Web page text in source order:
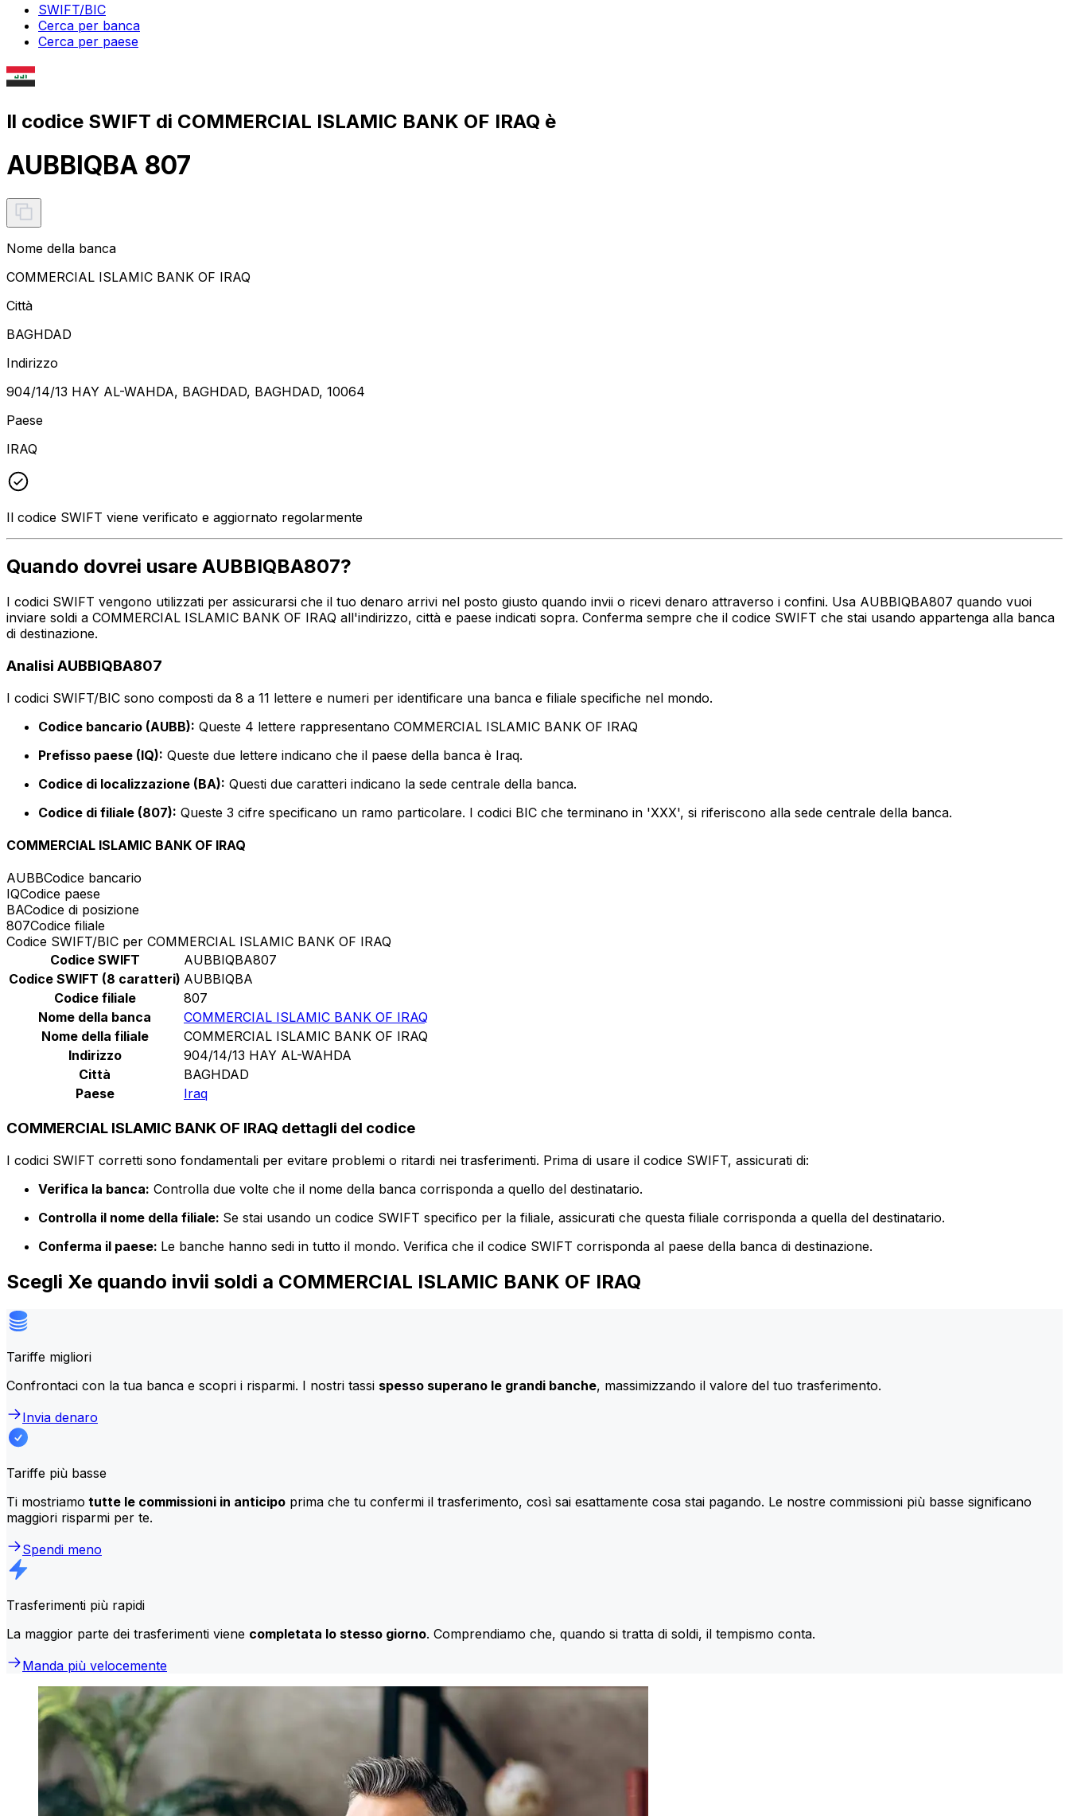
SWIFT/BIC
Cerca per banca
Cerca per paese
Il codice SWIFT di COMMERCIAL ISLAMIC BANK OF IRAQ è
AUBBIQBA 807
Nome della banca
COMMERCIAL ISLAMIC BANK OF IRAQ
Città
BAGHDAD
Indirizzo
904/14/13 HAY AL-WAHDA, BAGHDAD, BAGHDAD, 10064
Paese
IRAQ
Il codice SWIFT viene verificato e aggiornato regolarmente
Quando dovrei usare AUBBIQBA807?
I codici SWIFT vengono utilizzati per assicurarsi che il tuo denaro arrivi nel posto giusto quando invii o ricevi denaro attraverso i confini. Usa AUBBIQBA807 quando vuoi
inviare soldi a COMMERCIAL ISLAMIC BANK OF IRAQ all'indirizzo, città e paese indicati sopra. Conferma sempre che il codice SWIFT che stai usando appartenga alla banca
di destinazione.
Analisi AUBBIQBA807
I codici SWIFT/BIC sono composti da 8 a 11 lettere e numeri per identificare una banca e filiale specifiche nel mondo.
Codice bancario (AUBB): Queste 4 lettere rappresentano COMMERCIAL ISLAMIC BANK OF IRAQ
Prefisso paese (IQ): Queste due lettere indicano che il paese della banca è Iraq.
Codice di localizzazione (BA): Questi due caratteri indicano la sede centrale della banca.
Codice di filiale (807): Queste 3 cifre specificano un ramo particolare. I codici BIC che terminano in 'XXX', si riferiscono alla sede centrale della banca.
COMMERCIAL ISLAMIC BANK OF IRAQ
AUBBCodice bancario
IQCodice paese
BACodice di posizione
807Codice filiale
Codice SWIFT/BIC per COMMERCIAL ISLAMIC BANK OF IRAQ
Codice SWIFT
AUBBIQBA807
Codice SWIFT (8 caratteri) AUBBIQBA
Codice filiale
807
Nome della banca
COMMERCIAL ISLAMIC BANK OF IRAQ
Nome della filiale
COMMERCIAL ISLAMIC BANK OF IRAQ
Indirizzo
904/14/13 HAY AL-WAHDA
Città
BAGHDAD
Paese
Iraq
COMMERCIAL ISLAMIC BANK OF IRAQ dettagli del codice
I codici SWIFT corretti sono fondamentali per evitare problemi o ritardi nei trasferimenti. Prima di usare il codice SWIFT, assicurati di:
Verifica la banca: Controlla due volte che il nome della banca corrisponda a quello del destinatario.
Controlla il nome della filiale: Se stai usando un codice SWIFT specifico per la filiale, assicurati che questa filiale corrisponda a quella del destinatario.
Conferma il paese: Le banche hanno sedi in tutto il mondo. Verifica che il codice SWIFT corrisponda al paese della banca di destinazione.
Scegli Xe quando invii soldi a COMMERCIAL ISLAMIC BANK OF IRAQ
Tariffe migliori
Confrontaci con la tua banca e scopri i risparmi. I nostri tassi spesso superano le grandi banche, massimizzando il valore del tuo trasferimento.
Invia denaro
Tariffe più basse
Ti mostriamo tutte le commissioni in anticipo prima che tu confermi il trasferimento, così sai esattamente cosa stai pagando. Le nostre commissioni più basse significano
maggiori risparmi per te.
Spendi meno
Trasferimenti più rapidi
La maggior parte dei trasferimenti viene completata lo stesso giorno. Comprendiamo che, quando si tratta di soldi, il tempismo conta.
Manda più velocemente